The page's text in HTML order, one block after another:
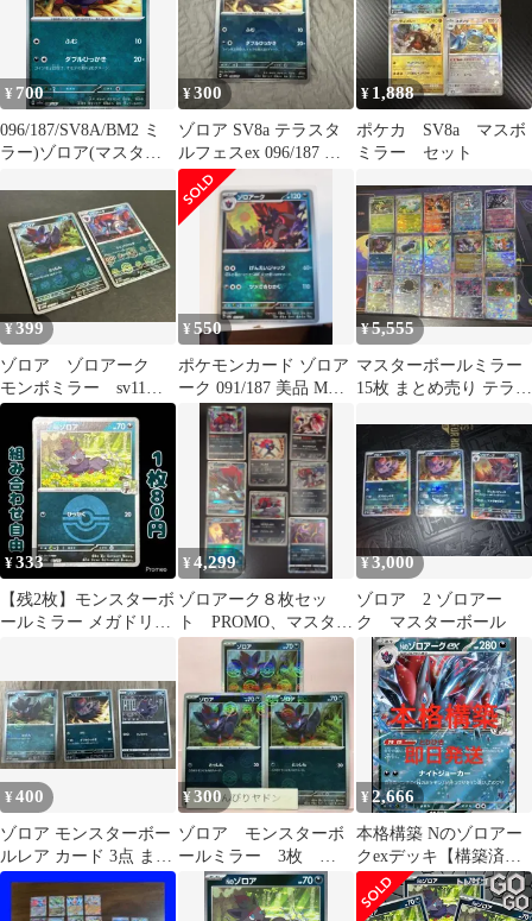
¥ 700
096/187/SV8A/BM2 ミ
ラー)ゾロア(マスター
¥300
ゾロア SV8a テラスタ
ルフェスex 096/187 モ
ンスターボール ミラー
¥ 1,888
ポケカ SV8a マスボ
ミラー セット
¥399
ゾロア ゾロアーク
モンボミラー sv11W
モンスターボールミラ
ー 進化ライン
¥550
ポケモンカード ゾロア
ーク 091/187 美品 Mボ
ール
¥5,555
マスターボールミラー
15枚 まとめ売り テラス
¥333
【残2枚】モンスターボ
ールミラー メガドリー
¥4,299
ゾロアーク８枚セッ
ト PROMO、マスター
ボールミラー、BK、
EBB、XYなど
¥3,000
ゾロア 2 ゾロアー
ク マスターボール
¥400
ゾロア モンスターボー
ルレア カード 3点 まと
め売り
¥300
ゾロア モンスターボ
ールミラー 3枚
pci706
¥2,666
本格構築 Nのゾロアー
クexデッキ【構築済み
デッキ】 即日発送